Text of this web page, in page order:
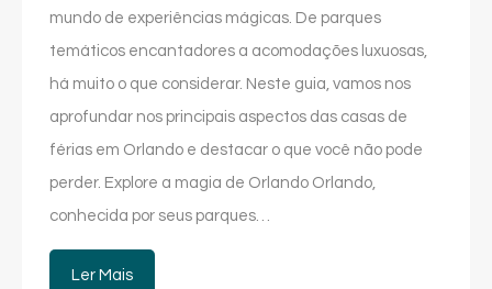
mundo de experiências mágicas. De parques
temáticos encantadores a acomodações luxuosas,
há muito o que considerar. Neste guia, vamos nos
aprofundar nos principais aspectos das casas de
férias em Orlando e destacar o que você não pode
perder. Explore a magia de Orlando Orlando,
conhecida por seus parques…
Ler Mais